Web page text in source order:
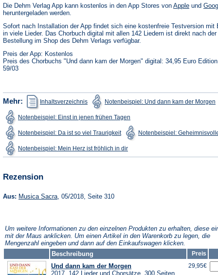
Die Dehm Verlag App kann kostenlos in den App Stores von Apple(Öffnet
neuen
Tab)
und
heruntergeladen werden.
Sofort nach Installation der App findet sich eine kostenfreie Testversion mit
in viele Lieder. Das Chorbuch digital mit allen 142 Liedern ist direkt nach der
Bestellung im Shop des Dehm Verlags verfügbar.
Preis der App: Kostenlos
Preis des Chorbuchs "Und dann kam der Morgen" digital: 34,95 Euro
59/03
Mehr: Inhaltsverzeichnis
(Öffnet
in
einem
neuen
Notenbeispiel: Und dann kam der Morgen
Notenbeispiel: Einst in jenen frühen Tagenin
einem
neuen
Tab)
Notenbeispiel: Da ist so viel Traurigkeit
(Öffnet
in
einem
neuen
Tab)
Notenbeispiel:
Notenbeispiel: Mein Herz ist fröhlich in dirin
einem
Rezension
Aus: Musica Sacra(Öffnet
, 05/2018, Seite 310
Um weitere Informationen zu den einzelnen Produkten zu erhalten, diese
mit der Maus anklicken. Um einen Artikel in den Warenkorb zu legen, die
Mengenzahl eingeben und dann auf den Einkaufswagen klicken.
Beschreibung
Preis
Und dann kam der Morgen
2017, 142 Lieder und Chorsätze, 300 Seiten,
29,95€